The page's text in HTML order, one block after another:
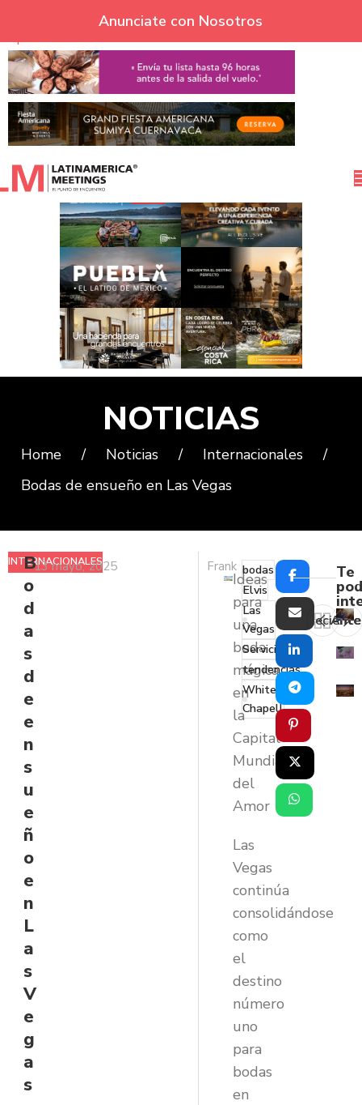
Skip to navigation
Skip to main content
Anunciate con Nosotros
NOTICIAS
Home / Noticias / Internacionales
/
Bodas de ensueño en Las Vegas
INTERNACIONALES
B
o
d
a
s
d
e
e
n
s
u
e
ñ
o
e
n
L
a
s
V
e
g
a
s
13 mayo, 2025 Frank
Ideas
para
una
boda
mágica
en
la
Capital
Mundial
del
Amor
Las
Vegas
continúa
consolidándose
como
el
destino
número
uno
para
bodas
en
bodas
Elvis
Las
Vegas
Servicios
tendencias
White
Chapell
Reciente
Te